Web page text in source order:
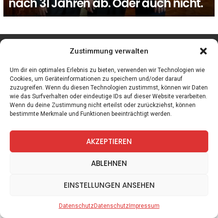
Zustimmung verwalten
Um dir ein optimales Erlebnis zu bieten, verwenden wir Technologien wie
Cookies, um Geräteinformationen zu speichern und/oder darauf
zuzugreifen. Wenn du diesen Technologien zustimmst, können wir Daten
wie das Surfverhalten oder eindeutige IDs auf dieser Website verarbeiten.
Wenn du deine Zustimmung nicht erteilst oder zurückziehst, können
bestimmte Merkmale und Funktionen beeinträchtigt werden.
AKZEPTIEREN
ABLEHNEN
EINSTELLUNGEN ANSEHEN
DatenschutzDatenschutzImpressum
facebook instagram
Spiele Zitate Kontakt Datenschutz Impressum